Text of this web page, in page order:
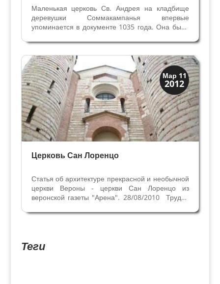
Маленькая церковь Св. Андрея на кладбище
деревушки Соммакампанья впервые
упоминается в документе 1035 года. Она была
религиозным центром округи, и ей подчинялись
многочисленные церкви, оратории и часовни
прилегающих территорий. ...
Мар 11
2012
Скрытая Верона
Церкви
Церковь Сан Лоренцо
Статья об архитектуре прекрасной и необычной
церкви Вероны - церкви Сан Лоренцо из
веронской газеты "Арена". 28/08/2010 Трудно
Св. Лоренцо нужно посетить. Здесь и
Теги